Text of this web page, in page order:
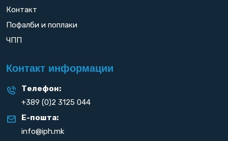
Контакт
Пофалби и поплаки
ЧПП
Контакт информации
Телефон:
+389 (0)2 3125 044
Е-пошта:
info@iph.mk